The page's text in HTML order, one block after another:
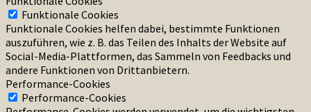
Funktionale Cookies
Funktionale Cookies helfen dabei, bestimmte Funktionen
auszuführen, wie z. B. das Teilen des Inhalts der Website auf
Social-Media-Plattformen, das Sammeln von Feedbacks und
andere Funktionen von Drittanbietern.
Performance-Cookies
Performance-Cookies